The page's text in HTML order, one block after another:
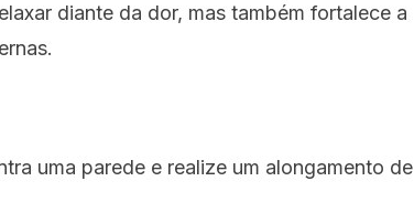
diante da dor, mas também fortalece a
uma parede e realize um alongamento de